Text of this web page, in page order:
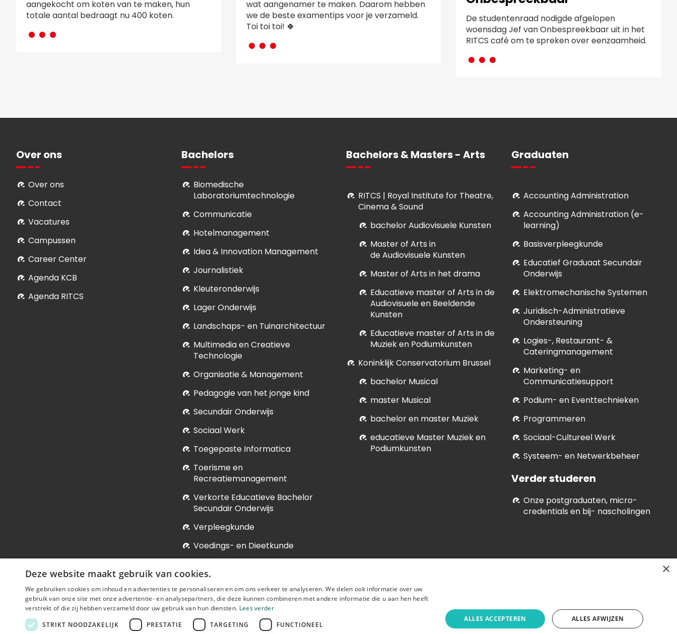
aangekocht om koten van te maken, hun
totale aantal bedraagt nu 400 koten.
···
wat aangenamer te maken. Daarom hebben
we de beste examentips voor je verzameld.
Toi toi toi! 🍀
···
De studentenraad nodigde afgelopen
woensdag Jef van Onbespreekbaar uit in het
RITCS café om te spreken over eenzaamheid.
···
Over ons
Over ons
Contact
Vacatures
Campussen
Career Center
Agenda KCB
Agenda RITCS
Bachelors
Biomedische
Laboratoriumtechnologie
Communicatie
Hotelmanagement
Idea & Innovation Management
Journalistiek
Kleuteronderwijs
Lager Onderwijs
Landschaps- en Tuinarchitectuur
Multimedia en Creatieve
Technologie
Organisatie & Management
Pedagogie van het jonge kind
Secundair Onderwijs
Sociaal Werk
Toegepaste Informatica
Toerisme en
Recreatiemanagement
Verkorte Educatieve Bachelor
Secundair Onderwijs
Verpleegkunde
Voedings- en Dieetkunde
Bachelors & Masters - Arts
RITCS | Royal Institute for Theatre,
Cinema & Sound
bachelor Audiovisuele Kunsten
Master of Arts in
de Audiovisuele Kunsten
Master of Arts in het drama
Educatieve master of Arts in de
Audiovisuele en Beeldende
Kunsten
Educatieve master of Arts in de
Muziek en Podiumkunsten
Koninklijk Conservatorium Brussel
bachelor Musical
master Musical
bachelor en master Muziek
educatieve Master Muziek en
Podiumkunsten
Graduaten
Accounting Administration
Accounting Administration (e-
learning)
Basisverpleegkunde
Educatief Graduaat Secundair
Onderwijs
Elektromechanische Systemen
Juridisch-Administratieve
Ondersteuning
Logies-, Restaurant- &
Cateringmanagement
Marketing- en
Communicatiesupport
Podium- en Eventtechnieken
Programmeren
Soci­aal-Cul­tureel Werk
Systeem- en Netwerkbeheer
Verder studeren
Onze postgraduaten, micro-
credentials en bij- nascholingen
×
Deze website maakt gebruik van cookies.
We gebruiken cookies om inhoud en advertenties te personaliseren en om ons verkeer te analyseren. We delen ook informatie over uw
gebruik van onze site met onze advertentie- en analysepartners, die deze kunnen combineren met andere informatie die u aan hen heeft
verstrekt of die zij hebben verzameld door uw gebruik van hun diensten. Lees verder
STRIKT NOODZAKELIJK
PRESTATIE TARGETING FUNCTIONEEL
ALLES ACCEPTEREN ALLES AFWIJZEN